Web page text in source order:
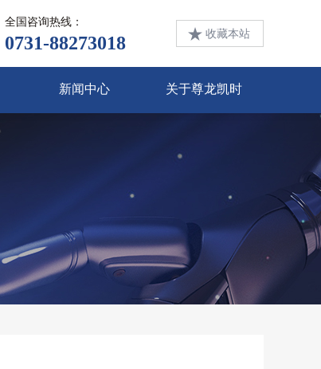
全国咨询热线：
0731-88273018 收藏本站
新闻中心 关于尊龙凯时